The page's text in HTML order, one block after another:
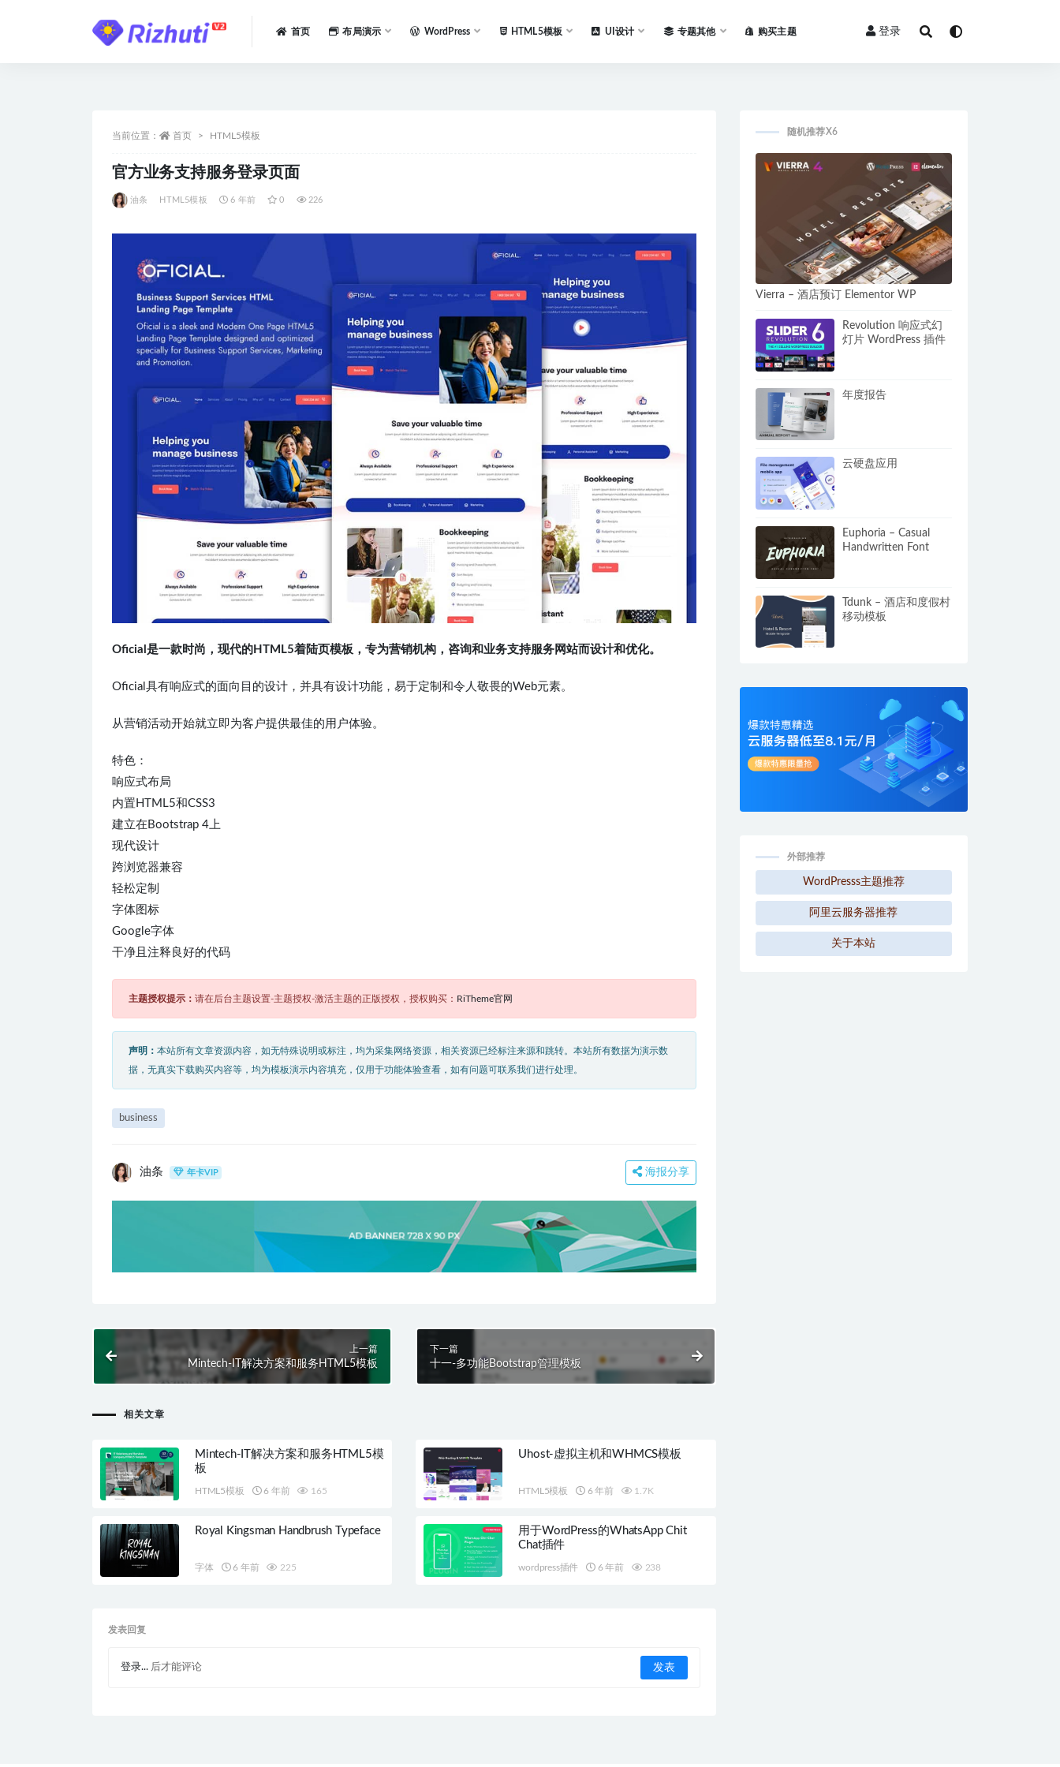
首页 布局演示 WordPress HTML5模板 UI设计 专题其他 购买主题 登录
当前位置： 首页 HTML5模板
官方业务支持服务登录页面
油条 HTML5模板 6 年前 0 226
Oficial是一款时尚，现代的HTML5着陆页模板，专为营销机构，咨询和业务支持服务网站而设计和优化。
Oficial具有响应式的面向目的设计，并具有设计功能，易于定制和令人敬畏的Web元素。
从营销活动开始就立即为客户提供最佳的用户体验。
特色：
响应式布局
内置HTML5和CSS3
建立在Bootstrap 4上
现代设计
跨浏览器兼容
轻松定制
字体图标
Google字体
干净且注释良好的代码
主题授权提示： 请在后台主题设置-主题授权-激活主题的正版授权，授权购买： RiTheme官网
声明： 本站所有文章资源内容，如无特殊说明或标注，均为采集网络资源，相关资源已经标注来源和跳转。本站所有数据为演示数
据，无真实下载购买内容等，均为模板演示内容填充，仅用于功能体验查看，如有问题可联系我们进行处理。
business
油条 年卡VIP 海报分享
上一篇
Mintech-IT解决方案和服务HTML5模板
下一篇
十一-多功能Bootstrap管理模板
相关文章
Mintech-IT解决方案和服务HTML5模
板
HTML5模板 6 年前 165
Uhost-虚拟主机和WHMCS模板
HTML5模板 6 年前 1.7K
Royal Kingsman Handbrush Typeface
字体 6 年前 225
用于WordPress的WhatsApp Chit
Chat插件
wordpress插件 6 年前 238
发表回复
登录... 后才能评论
随机推荐X6
Vierra – 酒店预订 Elementor WP
Revolution 响应式幻
灯片 WordPress 插件
年度报告
云硬盘应用
Euphoria – Casual
Handwritten Font
Tdunk – 酒店和度假村
移动模板
外部推荐
WordPresss主题推荐
阿里云服务器推荐
关于本站